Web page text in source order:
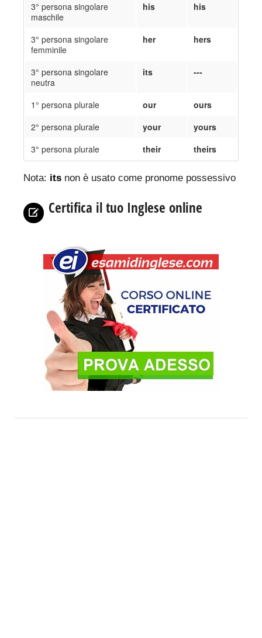
3° persona singolare
maschile
his his
3° persona singolare
femminile
her hers
3° persona singolare
neutra
its ---
1° persona plurale our
ours
2° persona plurale
your
yours
3° persona plurale
their theirs
Nota: its non è usato come pronome possessivo
Certifica il tuo Inglese online